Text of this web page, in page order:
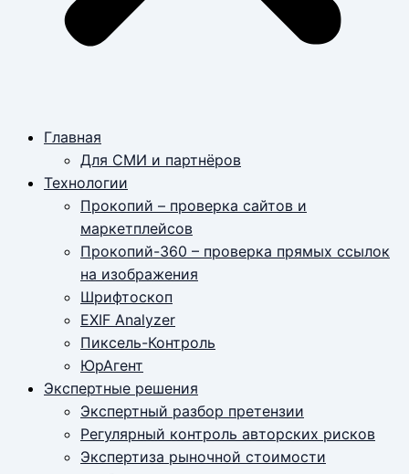
Главная
Для СМИ и партнёров
Технологии
Прокопий – проверка сайтов и
маркетплейсов
Прокопий-360 – проверка прямых ссылок
на изображения
Шрифтоскоп
EXIF Analyzer
Пиксель-Контроль
ЮрАгент
Экспертные решения
Экспертный разбор претензии
Регулярный контроль авторских рисков
Экспертиза рыночной стоимости